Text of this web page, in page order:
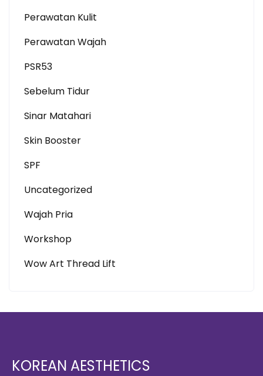
Perawatan Kulit
Perawatan Wajah
PSR53
Sebelum Tidur
Sinar Matahari
Skin Booster
SPF
Uncategorized
Wajah Pria
Workshop
Wow Art Thread Lift
KOREAN AESTHETICS